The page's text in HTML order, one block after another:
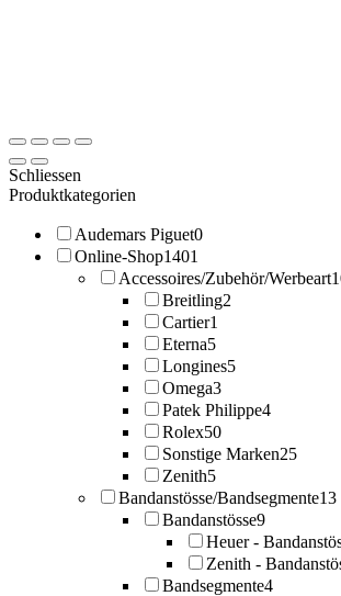
Schliessen
Produktkategorien
Audemars Piguet0
Online-Shop1401
Accessoires/Zubehör/Werbeart
Breitling2
Cartier1
Eterna5
Longines5
Omega3
Patek Philippe4
Rolex50
Sonstige Marken25
Zenith5
Bandanstösse/Bandsegmente13
Bandanstösse9
Heuer -
Zenith -
Bandsegmente4